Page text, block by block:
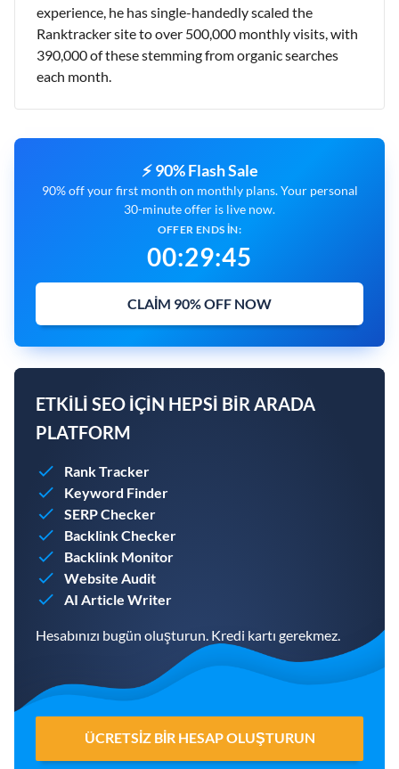
experience, he has single-handedly scaled the
Ranktracker site to over 500,000 monthly visits, with
390,000 of these stemming from organic searches
each month.
⚡ 90% Flash Sale
90% off your first month on monthly plans. Your personal
30-minute offer is live now.
OFFER ENDS IN:
00:29:45
CLAIM 90% OFF NOW
ETKILI SEO IÇIN HEPSI BIR ARADA
PLATFORM
Rank Tracker
Keyword Finder
SERP Checker
Backlink Checker
Backlink Monitor
Website Audit
AI Article Writer
Hesabınızı bugün oluşturun. Kredi kartı gerekmez.
ÜCRETSIZ BIR HESAP OLUŞTURUN